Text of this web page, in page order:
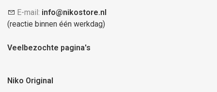
E-mail: info@nikostore.nl
(reactie binnen één werkdag)
Veelbezochte pagina's
Niko Original